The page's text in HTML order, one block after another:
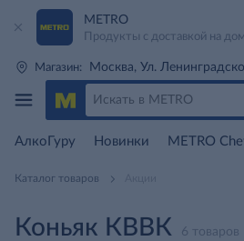
METRO
Продукты с доставкой на дом
Магазин: Москва, Ул.
АлкоГуру Новинки METRO
Каталог товаров
Коньяк КВВК 6 товаров